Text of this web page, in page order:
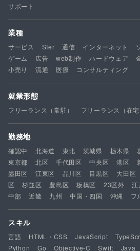
サポート
業種
サービス SIer 通信 インターネット
ゲーム
広告 web制作 ハードウェア
小売り
流通 医療 コンサルティング
就業形態
フリーランス（常駐） フリーランス（在宅
勤務地
確認中 北海道 東北 茨城県 栃木県
東京都
北区 千代田区 中央区 港区
墨田区
江東区 品川区 目黒区 大田区
区
杉並区 豊島区 板橋区 23区外 江
中部
近畿 九州 中国・四国 沖縄 フ
スキル
言語 HTML・CSS JavaScript
Python
Go Objective-C Swift Java